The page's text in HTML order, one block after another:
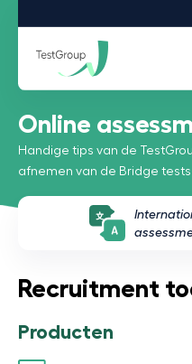
Online
Handige tips van de
afnemen van de Bridge
Recruitment
Producten